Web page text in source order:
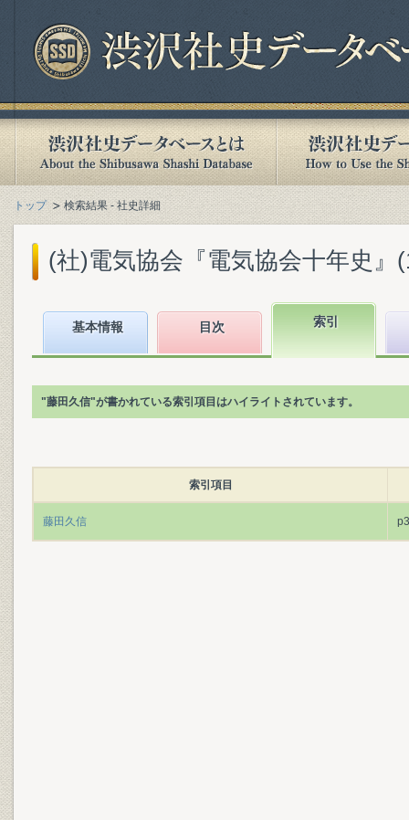
トップ 検索結果 - 社史詳細
(社)電気協会『電気協会十年史』
基本情報 目次 索引
"藤田久信"が書かれている索引項目はハイライトされています。
索引項目
藤田久信